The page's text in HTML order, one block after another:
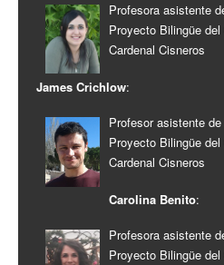
Profesora asistente
Proyecto Bilingüe
Cardenal Cisneros
James Crichlow:
Profesor asistente
Proyecto Bilingüe
Cardenal Cisneros
Carolina Benito:
Profesora asistente
Proyecto Bilingüe